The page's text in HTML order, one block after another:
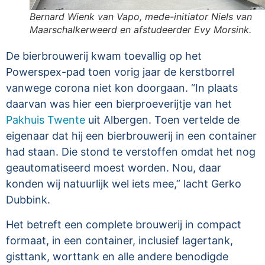
Bernard Wienk van Vapo, mede-initiator Niels van
Maarschalkerweerd en afstudeerder Evy Morsink.
De bierbrouwerij kwam toevallig op het
Powerspex-pad toen vorig jaar de kerstborrel
vanwege corona niet kon doorgaan. “In plaats
daarvan was hier een bierproeverijtje van het
Pakhuis Twente uit Albergen. Toen vertelde de
eigenaar dat hij een bierbrouwerij in een container
had staan. Die stond te verstoffen omdat het nog
geautomatiseerd moest worden. Nou, daar
konden wij natuurlijk wel iets mee,” lacht Gerko
Dubbink.
Het betreft een complete brouwerij in compact
formaat, in een container, inclusief lagertank,
gisttank, worttank en alle andere benodigde